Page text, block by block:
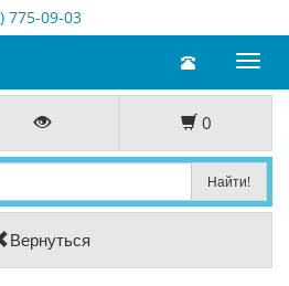
775-09-03
Toggle
0
Вернуться